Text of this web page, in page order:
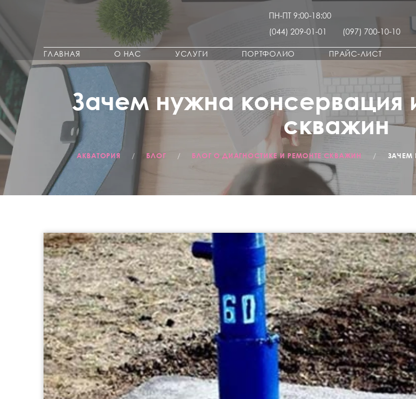
ПН-ПТ 9:00-18:00
(044) 209-01-01
(097) 700-10-10
ГЛАВНАЯ О НАС УСЛУГИ ПОРТФОЛИО ПРАЙС-ЛИСТ
Зачем нужна консервация
скважин
АКВАТОРИЯ / БЛОГ / БЛОГ О ДИАГНОСТИКЕ И РЕМОНТЕ СКВАЖИН / ЗАЧЕМ